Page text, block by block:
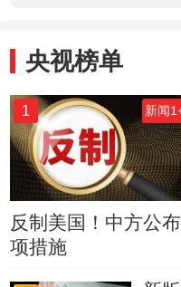
央视榜单
1 新闻
反制美国！中方公
项措施